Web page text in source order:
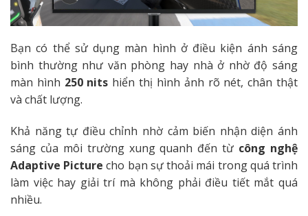
Bạn có thể sử dụng màn hình ở điều kiện ánh sáng
bình thường như văn phòng hay nhà ở nhờ độ sáng
màn hình 250 nits hiển thị hình ảnh rõ nét, chân thật
và chất lượng.
Khả năng tự điều chỉnh nhờ cảm biến nhận diện ánh
sáng của môi trường xung quanh đến từ công nghệ
Adaptive Picture cho bạn sự thoải mái trong quá trình
làm việc hay giải trí mà không phải điều tiết mắt quá
nhiều.